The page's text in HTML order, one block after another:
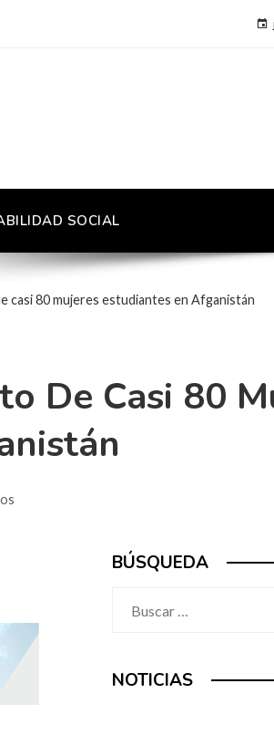
SOCIAL
casi 80 mujeres estudiantes en Afganistán
De Casi 80
BÚSQUEDA
NOTICIAS